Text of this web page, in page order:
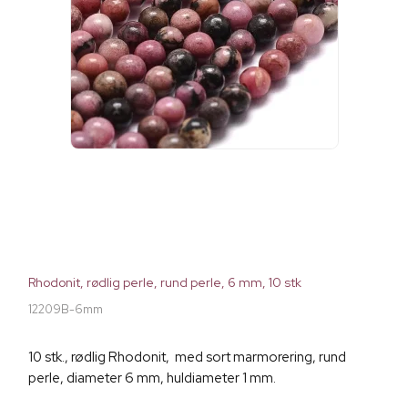
Rhodonit, rødlig perle, rund perle, 6 mm, 10 stk
12209B-6mm
10 stk., rødlig Rhodonit, med sort marmorering, rund
perle, diameter 6 mm, huldiameter 1 mm.